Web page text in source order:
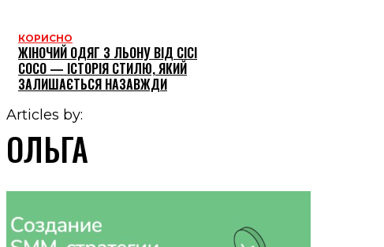
КОРИСНО
ЖІНОЧИЙ ОДЯГ З ЛЬОНУ ВІД CICI
COCO — ІСТОРІЯ СТИЛЮ, ЯКИЙ
ЗАЛИШАЄТЬСЯ НАЗАВЖДИ
Articles by:
ОЛЬГА